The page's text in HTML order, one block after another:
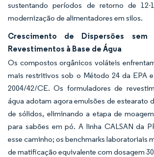
sustentando períodos de retorno de 12-
modernização de alimentadores em silos.
Crescimento de Dispersões sem
Revestimentos à Base de Água
Os compostos orgânicos voláteis
mais restritivos sob o Método 24 da EPA
2004/42/CE. Os formuladores de
água adotam agora emulsões de estearato
de sólidos, eliminando a etapa de
para sabões em pó. A linha CALSAN da
esse caminho; os benchmarks laboratoriais
de matificação equivalente com dosagem